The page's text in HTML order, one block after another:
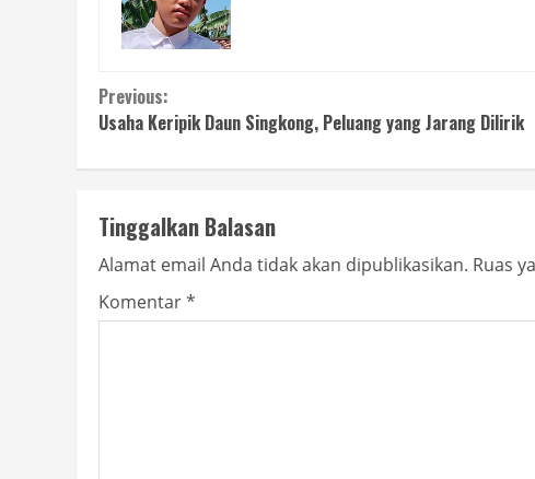
Continue
Reading
Previous:
Usaha Keripik Daun Singkong, Peluang yang Jarang Dilirik
Tinggalkan Balasan
Alamat email Anda tidak akan dipublikasikan. Ruas
Komentar*